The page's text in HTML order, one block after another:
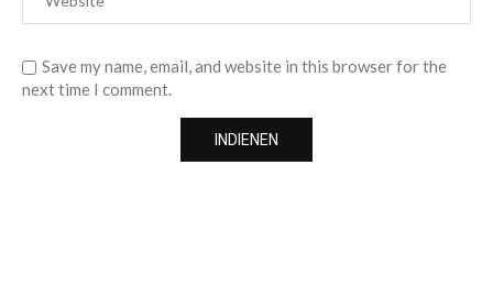
Save my name, email, and website in this browser for the
next time I comment.